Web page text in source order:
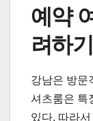
예약
려하기
강남은 방문
셔츠룸은 특
있다. 따라